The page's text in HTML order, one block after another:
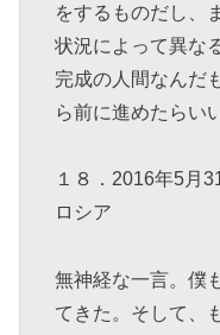
をするものだし、
状況によって異な
完成の人間なんだ
ら前に進めたらい
１８．2016年5
ロシア
無神経な一言。僕
てきた。そして、